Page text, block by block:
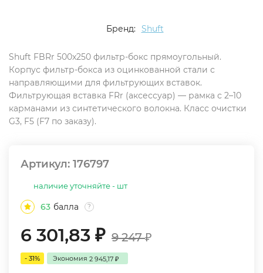
Бренд: Shuft
Shuft FBRr 500x250 фильтр-бокс прямоугольный.
Корпус фильтр-бокса из оцинкованной стали с
направляющими для фильтрующих вставок.
Фильтрующая вставка FRr (аксессуар) — рамка с 2–10
карманами из синтетического волокна. Класс очистки
G3, F5 (F7 по заказу).
Артикул: 176797
наличие уточняйте - шт
63 балла ?
6 301,83 ₽ 9 247₽
- 31% Экономия 2 945,17 ₽